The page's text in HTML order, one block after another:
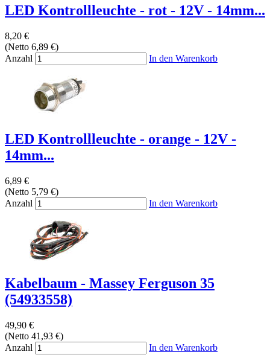
LED Kontrollleuchte - rot - 12V - 14mm...
8,20 €
(Netto 6,89 €)
Anzahl
In den Warenkorb
LED Kontrollleuchte - orange - 12V -
14mm...
6,89 €
(Netto 5,79 €)
Anzahl
In den Warenkorb
Kabelbaum - Massey Ferguson 35
(54933558)
49,90 €
(Netto 41,93 €)
Anzahl
In den Warenkorb